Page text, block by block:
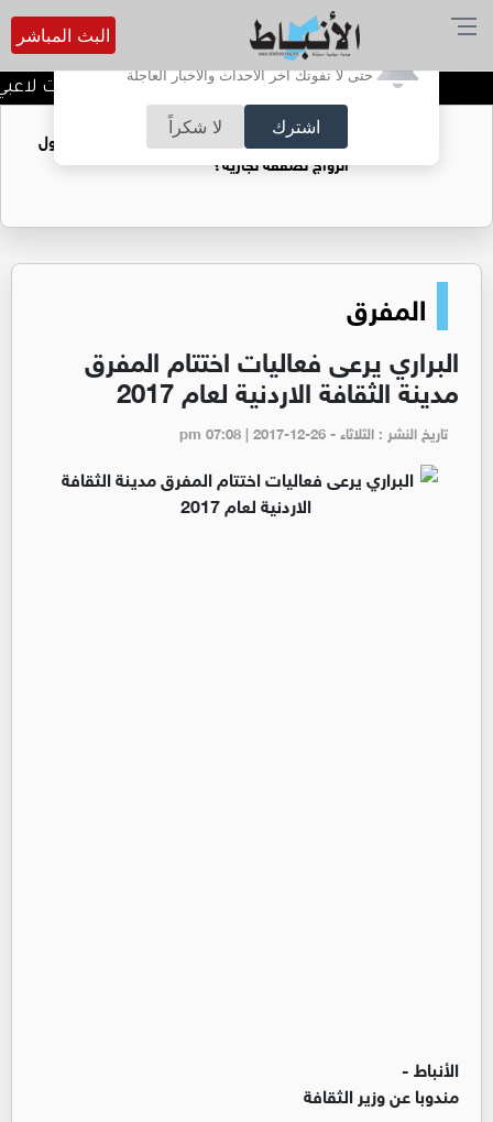
أترغب في تفعيل الإشعارات؟
حتى لا تفوتك آخر الأحداث والأخبار العاجلة
اشترك لا شكراً
البث المباشر
الأمير علي: فيفا حوّل مستحقات لاعبي
فتيات يستغللنه لتحقيق مكاسب مادية.. هل تحول
الزواج لصفقة تجارية؟
المفرق
البراري يرعى فعاليات اختتام المفرق
مدينة الثقافة الاردنية لعام 2017
تاريخ النشر : الثلاثاء - pm 07:08 | 2017-12-26
الأنباط -
مندوبا عن وزير الثقافة